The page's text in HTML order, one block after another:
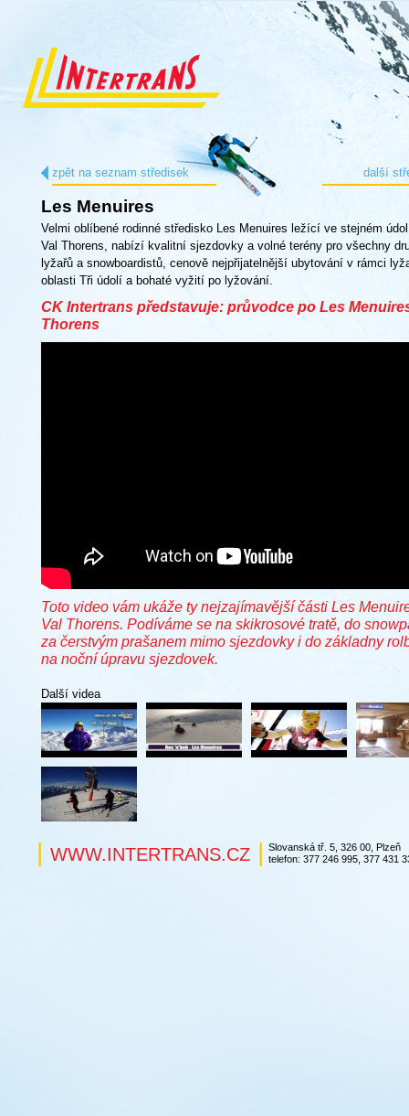
zpět na seznam středisek další
Les Menuires
Velmi oblíbené rodinné středisko Les Menuires ležící ve stejném
Val Thorens, nabízí kvalitní sjezdovky a volné terény pro všechny
lyžařů a snowboardistů, cenově nejpřijatelnější ubytování v rámci
oblasti Tři údolí a bohaté vyžití po lyžování.
CK Intertrans představuje: průvodce po Les
Thorens
Toto video vám ukáže ty nejzajímavější části Les
Val Thorens. Podíváme se na skikrosové tratě, do
za čerstvým prašanem mimo sjezdovky i do základny
na noční úpravu sjezdovek.
Další videa
| WWW.INTERTRANS.CZ | Slovanská tř. 5, 326 00, Plzeň
telefon: 377 246 995, 377 431